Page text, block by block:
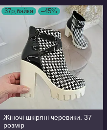
37р,байка –45%
Жіночі шкіряні черевики. 37
розмір